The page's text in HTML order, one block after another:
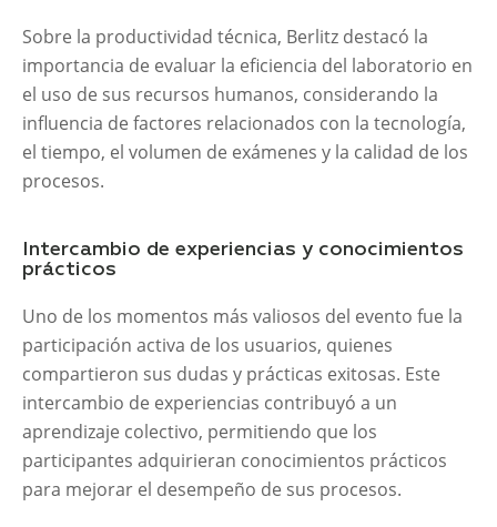
Sobre la productividad técnica, Berlitz destacó la
importancia de evaluar la eficiencia del laboratorio en
el uso de sus recursos humanos, considerando la
influencia de factores relacionados con la tecnología,
el tiempo, el volumen de exámenes y la calidad de los
procesos.
Intercambio de experiencias y conocimientos
prácticos
Uno de los momentos más valiosos del evento fue la
participación activa de los usuarios, quienes
compartieron sus dudas y prácticas exitosas. Este
intercambio de experiencias contribuyó a un
aprendizaje colectivo, permitiendo que los
participantes adquirieran conocimientos prácticos
para mejorar el desempeño de sus procesos.